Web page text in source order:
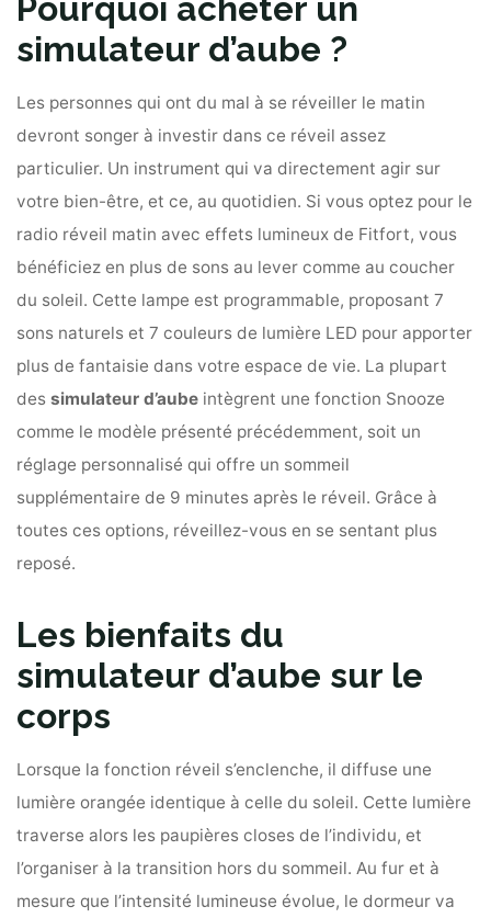
Pourquoi acheter un
simulateur d’aube ?
Les personnes qui ont du mal à se réveiller le matin
devront songer à investir dans ce réveil assez
particulier. Un instrument qui va directement agir sur
votre bien-être, et ce, au quotidien. Si vous optez pour le
radio réveil matin avec effets lumineux de Fitfort, vous
bénéficiez en plus de sons au lever comme au coucher
du soleil. Cette lampe est programmable, proposant 7
sons naturels et 7 couleurs de lumière LED pour apporter
plus de fantaisie dans votre espace de vie. La plupart
dessimulateur d’aube intègrent une fonction Snooze
comme le modèle présenté précédemment, soit un
réglage personnalisé qui offre un sommeil
supplémentaire de 9 minutes après le réveil. Grâce à
toutes ces options, réveillez-vous en se sentant plus
reposé.
Les bienfaits du
simulateur d’aube sur le
corps
Lorsque la fonction réveil s’enclenche, il diffuse une
lumière orangée identique à celle du soleil. Cette lumière
traverse alors les paupières closes de l’individu, et
l’organiser à la transition hors du sommeil. Au fur et à
mesure que l’intensité lumineuse évolue, le dormeur va